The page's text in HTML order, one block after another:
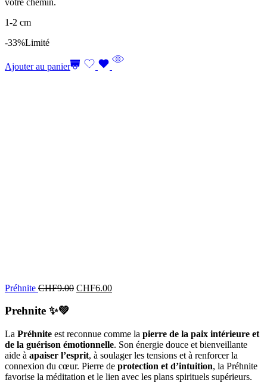
1-2 cm
-33%Limité
Ajouter au panier
Préhnite CHF9.00 CHF6.00
Prehnite ✨💚
La Préhnite est reconnue comme la pierre de la paix intérieure et
de la guérison émotionnelle. Son énergie douce et bienveillante
aide à apaiser l’esprit, à soulager les tensions et à renforcer la
connexion du cœur. Pierre de protection et d’intuition, la Préhnite
favorise la méditation et le lien avec les plans spirituels supérieurs.